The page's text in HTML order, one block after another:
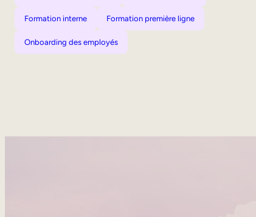
Formation interne Formation première ligne
Onboarding des employés